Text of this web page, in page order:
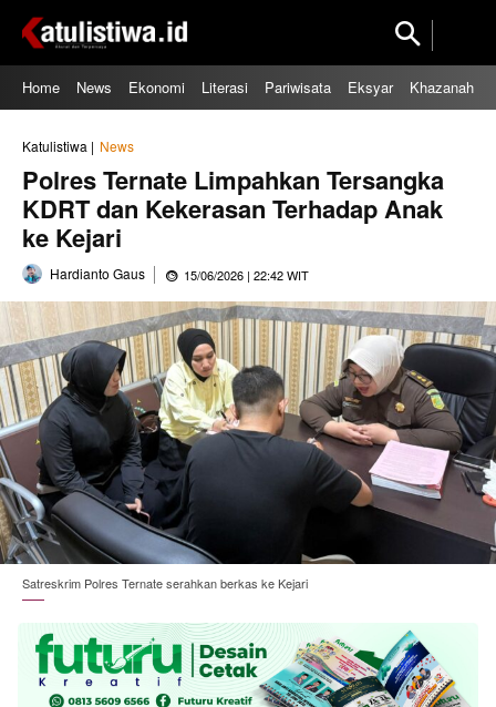
Home News Ekonomi Literasi Pariwisata Eksyar Khazanah
Katulistiwa | News
Polres Ternate Limpahkan Tersangka
KDRT dan Kekerasan Terhadap Anak
ke Kejari
Hardianto Gaus 15/06/2026 | 22:42 WIT
Satreskrim Polres Ternate serahkan berkas ke Kejari